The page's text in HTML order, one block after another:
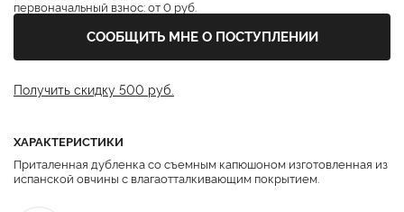
первоначальный взнос: от 0 руб.
СООБЩИТЬ МНЕ О ПОСТУПЛЕНИИ
Получить скидку 500 руб.
ХАРАКТЕРИСТИКИ
Приталенная дубленка со съемным капюшоном изготовленная из
испанской овчины с влагаотталкивающим покрытием.